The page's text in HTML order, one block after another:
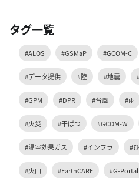
タグ一覧
#ALOS #GSMaP #GCOM-C
#データ提供 #陸 #地震
#GPM #DPR #台風 #雨
#火災 #干ばつ #GCOM-W
#温室効果ガス #インフラ #
#火山 #EarthCARE #G-Portal